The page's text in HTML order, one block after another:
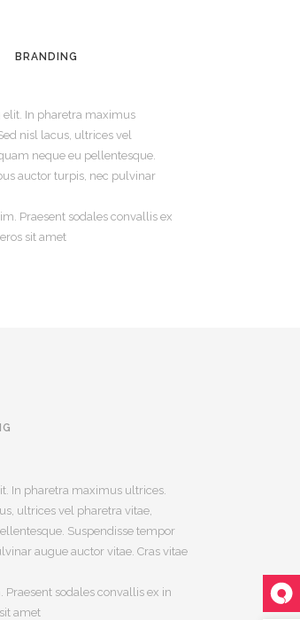
BRANDING
In pharetra maximus
nisl lacus, ultrices vel
neque eu pellentesque.
auctor turpis, nec pulvinar
Praesent sodales convallis ex
sit amet
In pharetra maximus ultrices.
ultrices vel pharetra vitae,
Suspendisse tempor
augue auctor vitae. Cras vitae
sodales convallis ex in
amet